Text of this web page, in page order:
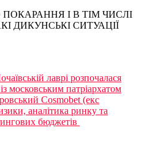
І В ТІМ ЧИСЛІ
ДИКУНСЬКІ СИТУАЦІЇ
лаврі розпочалася
московським патріархатом
Cosmobet (екс
аналітика ринку та
бюджетів